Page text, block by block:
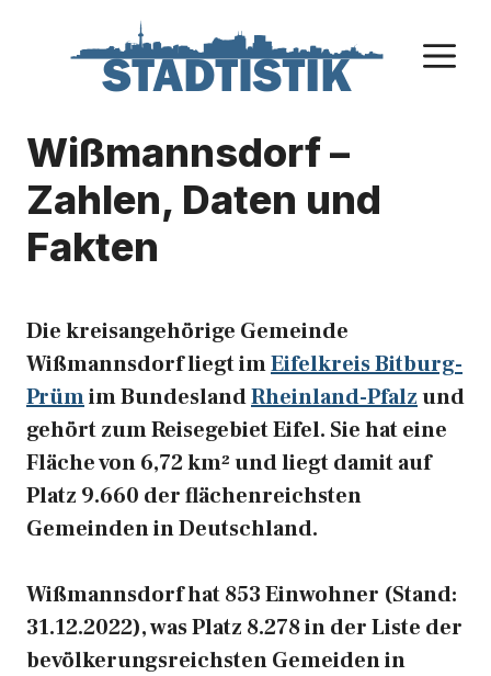
Wißmannsdorf –
Zahlen, Daten und
Fakten
Die kreisangehörige Gemeinde
Wißmannsdorf liegt imEifelkreis Bitburg-
Prümim BundeslandRheinland-Pfalzund
gehört zum Reisegebiet Eifel. Sie hat eine
Fläche von 6,72 km² und liegt damit auf
Platz 9.660 der flächenreichsten
Gemeinden in Deutschland.
Wißmannsdorf hat 853 Einwohner (Stand:
31.12.2022), was Platz 8.278 in der Liste der
bevölkerungsreichsten Gemeiden in